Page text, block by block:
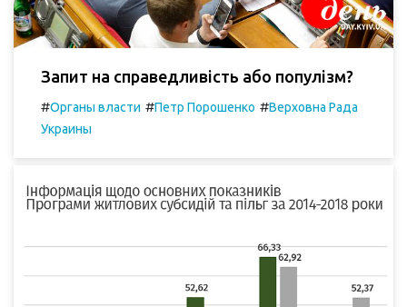
Запит на справедливість або популізм?
#Органы власти #Петр Порошенко #Верховна Рада
Украины